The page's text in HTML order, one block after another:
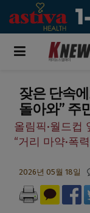
잦은 단속
돌아와” 주
올림픽·월드컵
“거리 마약·폭
2026년 05월 18일